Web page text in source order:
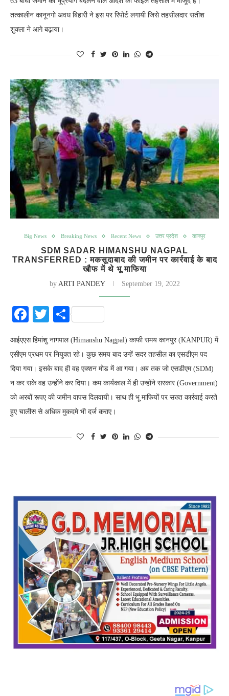
तत्कालीन कानूनगो अवध बिहारी ने इस पर रिपोर्ट लगायी जिसे तहसीलदार सतीश
शुक्ला ने आगे बढ़ाया।
Big News Breaking News Recent News उत्तर प्रदेश कानपुर
SDM SADAR HIMANSHU NAGPAL
TRANSFERRED : मकसूदाबाद की जमीन पर कार्रवाई के बाद
खौफ में थे भू माफिया
by ARTI PANDEY September 19, 2022
Facebook
Twitter
Share
आईएएस हिमांशु नागपाल (Himanshu Nagpal) काफी समय कानपुर (KANPUR) में
एसीएम प्रथम पर नियुक्त रहे। कुछ समय बाद उन्हें सदर तहसील का एसडीएम पद
दिया गया। इसके बाद ही वह एक्शन मोड में आ गया। अब तक जो एसडीएम (SDM)
न कर सके वह उन्होंने कर दिया। कम कार्यकाल में ही उन्होंने सरकार (Government)
को अरबों रूपए की जमीन वापस दिलवायी। साथ ही भू माफियों पर सख्त कार्रवाई करते
हुए चालीस से अधिक मुकदमे भी दर्ज कराए।